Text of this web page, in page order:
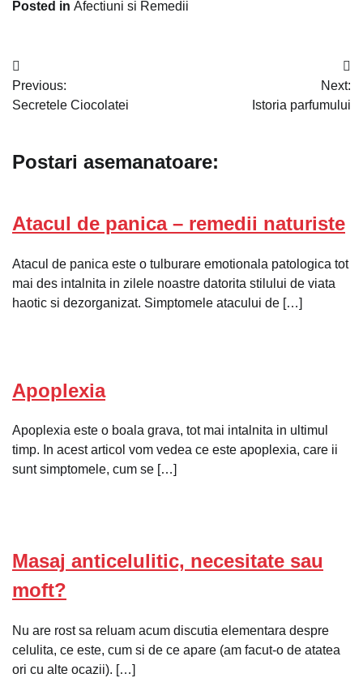
Posted in Afectiuni si Remedii
Navigare
în
Previous:
Secretele Ciocolatei
Next:
Istoria parfumului
Postari asemanatoare:
Atacul de panica – remedii naturiste
Atacul de panica este o tulburare emotionala patologica tot
mai des intalnita in zilele noastre datorita stilului de viata
haotic si dezorganizat. Simptomele atacului de […]
Apoplexia
Apoplexia este o boala grava, tot mai intalnita in ultimul
timp. In acest articol vom vedea ce este apoplexia, care ii
sunt simptomele, cum se […]
Masaj anticelulitic, necesitate sau
moft?
Nu are rost sa reluam acum discutia elementara despre
celulita, ce este, cum si de ce apare (am facut-o de atatea
ori cu alte ocazii). […]